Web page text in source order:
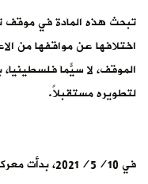
تبحث هذه المادة في موقف
اختلافها عن مواقفها من
الموقف، لا سيّما فلسطينياً،
لتطويره مستقبلاً.
في 2021/5/